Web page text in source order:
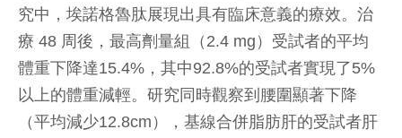
究中，埃諾格魯肽展現出具有臨床意義的療效。治
療 48 周後，最高劑量組（2.4 mg）受試者的平均
體重下降達15.4%，其中92.8%的受試者實現了5%
以上的體重減輕。研究同時觀察到腰圍顯著下降
（平均減少12.8cm），基線合併脂肪肝的受試者肝